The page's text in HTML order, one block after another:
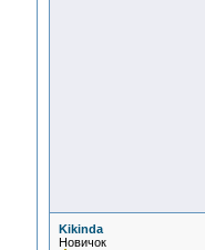
Kikinda
Новичок